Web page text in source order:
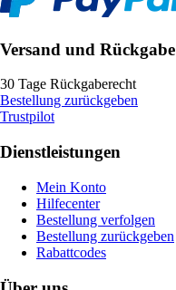
Versand und Rückgabe
30 Tage Rückgaberecht
Bestellung zurückgeben
Trustpilot
Dienstleistungen
Mein Konto
Hilfecenter
Bestellung verfolgen
Bestellung zurückgeben
Rabattcodes